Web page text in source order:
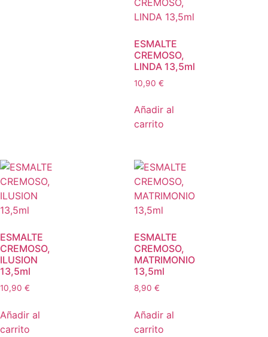
ESMALTE
CREMOSO,
LINDA 13,5ml
10,90 €
Añadir al
carrito
ESMALTE
CREMOSO,
ILUSION
13,5ml
10,90 €
Añadir al
carrito
ESMALTE
CREMOSO,
MATRIMONIO
13,5ml
8,90 €
Añadir al
carrito